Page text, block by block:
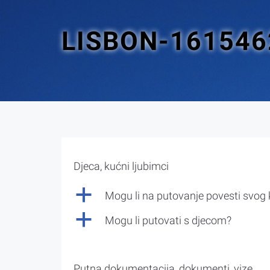
LISBON-
Djeca, kućni ljubimci
a Mogu li na putovanje povesti svog
a Mogu li putovati s djecom?